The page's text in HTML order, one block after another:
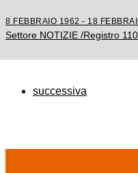
8 FEBBRAIO 1962 - 18
Settore NOTIZIE /Registro
successiva